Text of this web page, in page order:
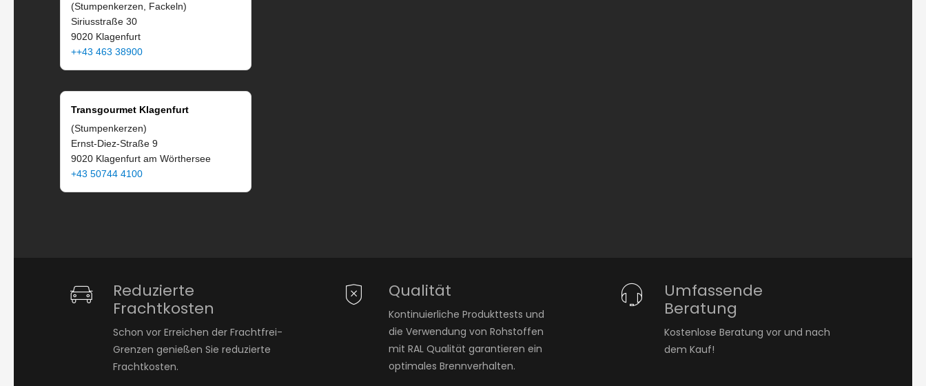
(Stumpenkerzen, Fackeln)
Siriusstraße 30
9020 Klagenfurt
++43 463 38900
Transgourmet Klagenfurt
(Stumpenkerzen)
Ernst-Diez-Straße 9
9020 Klagenfurt am Wörthersee
+43 50744 4100
Reduzierte
Frachtkosten
Schon vor Erreichen der Frachtfrei-
Grenzen genießen Sie reduzierte
Frachtkosten.
Qualität
Kontinuierliche Produkttests und
die Verwendung von Rohstoffen
mit RAL Qualität garantieren ein
optimales Brennverhalten.
Umfassende
Beratung
Kostenlose Beratung vor und nach
dem Kauf!